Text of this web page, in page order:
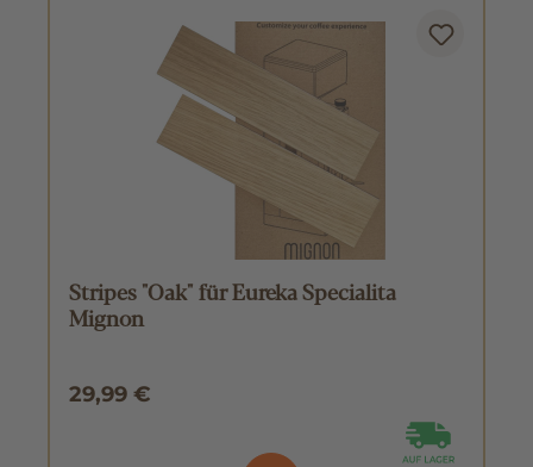
Stripes "Oak" für Eureka Specialita
Mignon
29,99 €